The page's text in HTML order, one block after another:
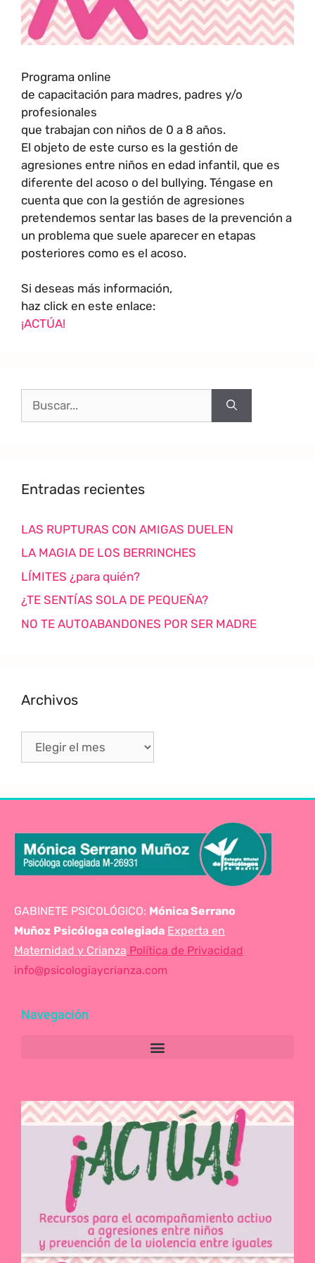
Programa online
de capacitación para madres, padres y/o
profesionales
que trabajan con niños de 0 a 8 años.
El objeto de este curso es la gestión de
agresiones entre niños en edad infantil, que es
diferente del acoso o del bullying. Téngase en
cuenta que con la gestión de agresiones
pretendemos sentar las bases de la prevención a
un problema que suele aparecer en etapas
posteriores como es el acoso.
Si deseas más información,
haz click en este enlace:
¡ACTÚA!
Entradas recientes
LAS RUPTURAS CON AMIGAS DUELEN
LA MAGIA DE LOS BERRINCHES
LÍMITES ¿para quién?
¿TE SENTÍAS SOLA DE PEQUEÑA?
NO TE AUTOABANDONES POR SER MADRE
Archivos
GABINETE PSICOLÓGICO: Mónica Serrano
Muñoz Psicóloga colegiada Experta en
Maternidad y Crianza Política de Privacidad
info@psicologiaycrianza.com
Navegación